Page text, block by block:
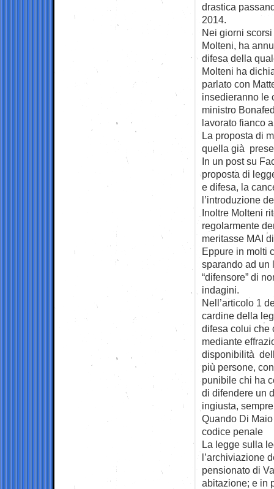
drastica
2014.
Nei giorni
Molteni, ha
difesa della
Molteni ha
parlato con
insedieranno le
ministro
lavorato fianco
La proposta di
quella già
In un post su
proposta di
e difesa, la
l’introduzione
Inoltre Molteni
regolarmente
meritasse MAI
Eppure in molti
sparando ad un
“difensore” di
indagini.
Nell’articolo 1
cardine della
difesa colui che
mediante
disponibilità
più persone,
punibile chi ha
di difendere un
ingiusta,
Quando Di
codice penale
La legge sulla
l’archiviazione
pensionato di
abitazione; e in